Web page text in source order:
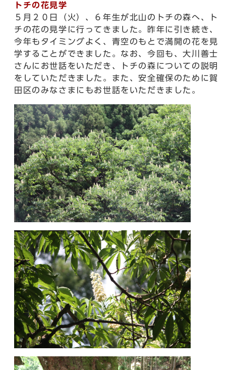
トチの花見学
５月２０日（火）、６年生が北山のトチの森へ、ト
チの花の見学に行ってきました。昨年に引き続き、
今年もタイミングよく、青空のもとで満開の花を見
学することができました。なお、今回も、大川善士
さんにお世話をいただき、トチの森についての説明
をしていただきました。また、安全確保のために賀
田区のみなさまにもお世話をいただきました。